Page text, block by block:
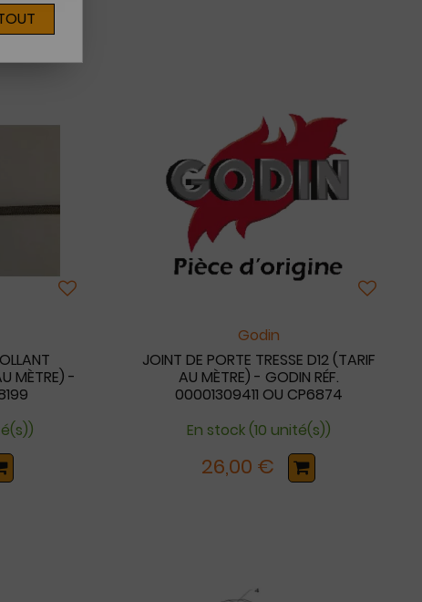
20
MÈTRE) -
Godin
JOINT DE PORTE TRESSE D12 (TARIF
AU MÈTRE) - GODIN RÉF.
00001309411 OU CP6874
En stock (10 unité(s))
26,00 €